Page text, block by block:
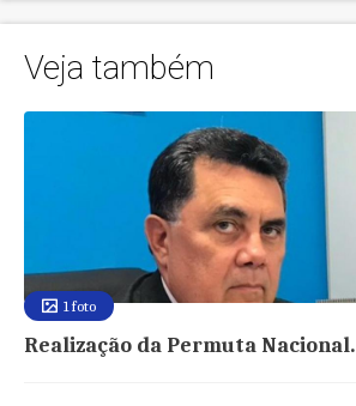
Veja também
1 foto
Realização da Permuta Nacional.